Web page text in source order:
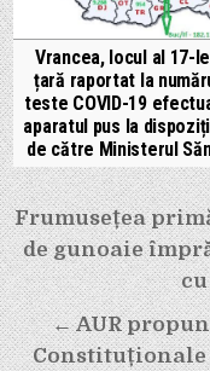
Vrancea, locul al 17-
țară raportat la
teste COVID-19
aparatul pus la
de către Ministerul
Navigare
în
articole
Frumusețea
de gunoaie
← AUR